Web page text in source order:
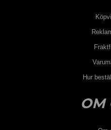
Hur
OM